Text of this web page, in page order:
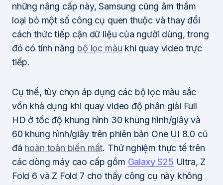
những nâng cấp này, Samsung cũng âm thầm
loại bỏ một số công cụ quen thuộc và thay đổi
cách thức tiếp cận dữ liệu của người dùng, trong
đó có tính năng bộ lọc màu khi quay video trực
tiếp.
Cụ thể, tùy chọn áp dụng các bộ lọc màu sắc
vốn khả dụng khi quay video độ phân giải Full
HD ở tốc độ khung hình 30 khung hình/giây và
60 khung hình/giây trên phiên bản One UI 8.0 cũ
đã hoàn toàn biến mất. Thử nghiệm thực tế trên
các dòng máy cao cấp gồm Galaxy S25 Ultra, Z
Fold 6 và Z Fold 7 cho thấy công cụ này không